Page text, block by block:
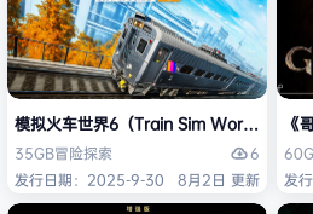
模拟火车世界6（Train Sim World 6）免
35GB冒险探索
6
发行日期：2025-9-30
8月2日 更新
《
发